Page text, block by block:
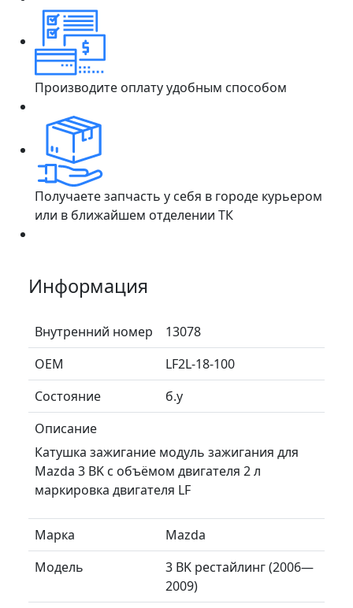
Производите оплату удобным способом
Получаете запчасть у себя в городе курьером
или в ближайшем отделении ТК
Информация
Внутренний номер
13078
ОЕМ
LF2L-18-100
Состояние
б.у
Описание
Катушка зажигание модуль зажигания для
Mazda 3 BK с объёмом двигателя 2 л
маркировка двигателя LF
Марка
Mazda
Модель
3 BK рестайлинг (2006—
2009)